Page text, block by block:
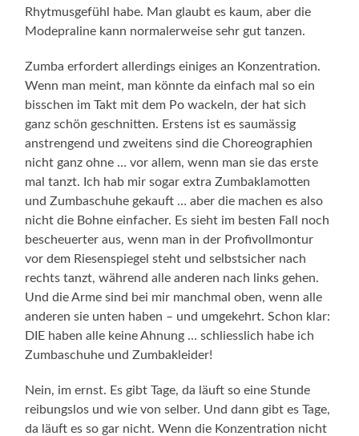
Rhytmusgefühl habe. Man glaubt es kaum, aber die
Modepraline kann normalerweise sehr gut tanzen.
Zumba erfordert allerdings einiges an Konzentration.
Wenn man meint, man könnte da einfach mal so ein
bisschen im Takt mit dem Po wackeln, der hat sich
ganz schön geschnitten. Erstens ist es saumässig
anstrengend und zweitens sind die Choreographien
nicht ganz ohne … vor allem, wenn man sie das erste
mal tanzt. Ich hab mir sogar extra Zumbaklamotten
und Zumbaschuhe gekauft … aber die machen es also
nicht die Bohne einfacher. Es sieht im besten Fall noch
bescheuerter aus, wenn man in der Profivollmontur
vor dem Riesenspiegel steht und selbstsicher nach
rechts tanzt, während alle anderen nach links gehen.
Und die Arme sind bei mir manchmal oben, wenn alle
anderen sie unten haben – und umgekehrt. Schon klar:
DIE haben alle keine Ahnung … schliesslich habe ich
Zumbaschuhe und Zumbakleider!
Nein, im ernst. Es gibt Tage, da läuft so eine Stunde
reibungslos und wie von selber. Und dann gibt es Tage,
da läuft es so gar nicht. Wenn die Konzentration nicht